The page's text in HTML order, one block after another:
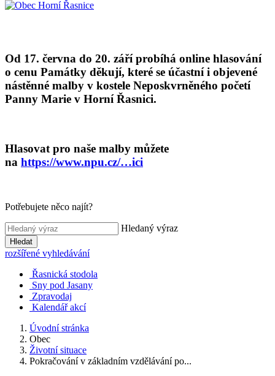
Od 17. června do 20. září probíhá online hlasování
o cenu Památky děkují, které se účastní i objevené
nástěnné malby v kostele Neposkvrněného početí
Panny Marie v Horní Řasnici.
Hlasovat pro naše malby můžete
na https://www.npu.cz/…ici
Potřebujete něco najít?
Hledaný výraz
Hledat
rozšířené vyhledávání
Řasnická stodola
Sny pod Jasany
Zpravodaj
Kalendář akcí
Úvodní stránka
Obec
Životní situace
Pokračování v základním vzdělávání po...